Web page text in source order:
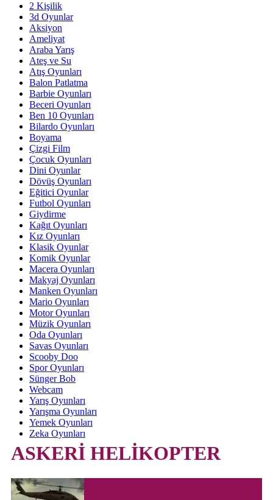
2 Kişilik
3d Oyunlar
Aksiyon
Ameliyat
Araba Yarış
Ateş ve Su
Atış Oyunları
Balon Patlatma
Barbie Oyunları
Beceri Oyunları
Ben 10 Oyunları
Bilardo Oyunları
Boyama
Çizgi Film
Çocuk Oyunları
Dini Oyunlar
Dövüş Oyunları
Eğitici Oyunlar
Futbol Oyunları
Giydirme
Kağıt Oyunları
Kız Oyunları
Klasik Oyunlar
Komik Oyunlar
Macera Oyunları
Makyaj Oyunları
Manken Oyunları
Mario Oyunları
Motor Oyunları
Müzik Oyunları
Oda Oyunları
Savas Oyunları
Scooby Doo
Spor Oyunları
Sünger Bob
Webcam
Yarış Oyunları
Yarışma Oyunları
Yemek Oyunları
Zeka Oyunları
ASKERİ HELİKOPTER